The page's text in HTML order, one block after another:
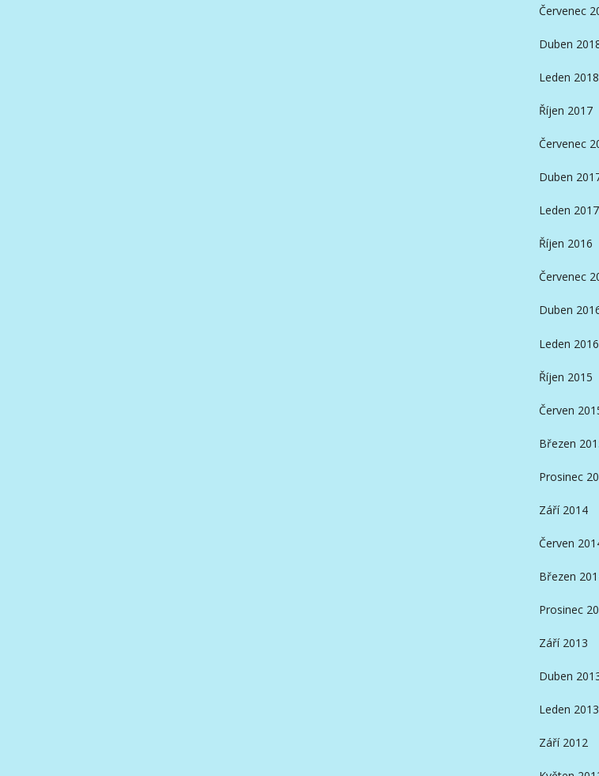
Červenec
Duben
Leden 2018
Říjen 2017
Červenec
Duben
Leden 2017
Říjen 2016
Červenec
Duben
Leden 2016
Říjen 2015
Červen
Březen
Prosinec
Září 2014
Červen
Březen
Prosinec
Září 2013
Duben
Leden 2013
Září 2012